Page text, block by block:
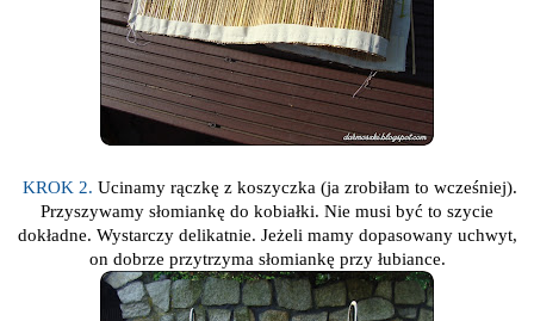
KROK 2. Ucinamy rączkę z koszyczka (ja zrobiłam to wcześniej).
Przyszywamy słomiankę do kobiałki. Nie musi być to szycie
dokładne. Wystarczy delikatnie. Jeżeli mamy dopasowany uchwyt,
on dobrze przytrzyma słomiankę przy łubiance.